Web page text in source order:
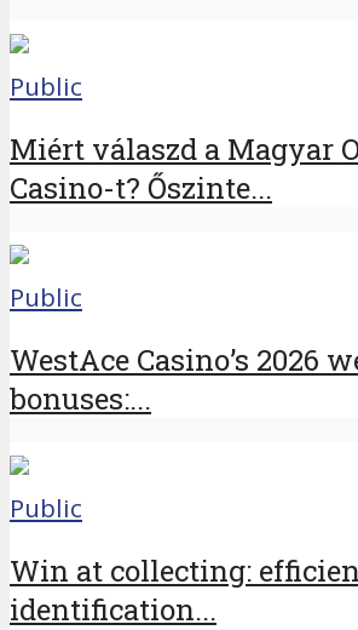
Public
Miért válaszd a Magyar
Casino-t? Őszinte...
Public
WestAce Casino’s 2026
bonuses:...
Public
Win at collecting:
identification...